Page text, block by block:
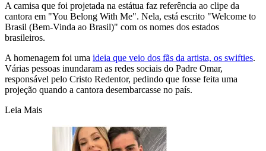
A camisa que foi projetada na estátua faz referência ao clipe da
cantora em "You Belong With Me". Nela, está escrito "Welcome to
Brasil (Bem-Vinda ao Brasil)" com os nomes dos estados
brasileiros.
A homenagem foi uma ideia que veio dos fãs da artista, os swifties.
Várias pessoas inundaram as redes sociais do Padre Omar,
responsável pelo Cristo Redentor, pedindo que fosse feita uma
projeção quando a cantora desembarcasse no país.
Leia Mais